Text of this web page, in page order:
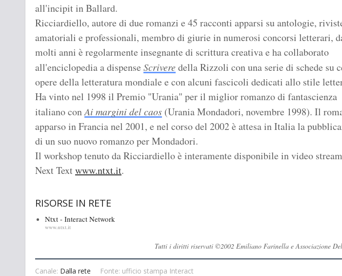
all'incipit in Ballard.
Ricciardiello, autore di due romanzi e 45 racconti apparsi su antologie,
amatoriali e professionali, membro di giurie in numerosi concorsi letterari,
molti anni è regolarmente insegnante di scrittura creativa e ha collaborato
all'enciclopedia a dispense Scrivere della Rizzoli con una serie di schede su
opere della letteratura mondiale e con alcuni fascicoli dedicati allo stile
Ha vinto nel 1998 il Premio "Urania" per il miglior romanzo di fantascienza
italiano conAi margini del caos (Urania Mondadori, novembre 1998). Il
apparso in Francia nel 2001, e nel corso del 2002 è attesa in Italia la
di un suo nuovo romanzo per Mondadori.
Il workshop tenuto da Ricciardiello è interamente disponibile in video
Next Textwww.ntxt.it.
RISORSE IN RETE
Ntxt - Interact Network
www.ntxt.it
Tutti i diritti riservati ©2002 Emiliano Farinella e Associazione
Canale: Dalla rete Fonte: ufficio stampa Interact